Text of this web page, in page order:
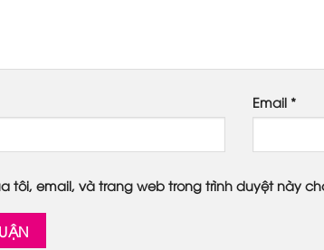
Email *
tôi, email, và trang web trong trình duyệt này